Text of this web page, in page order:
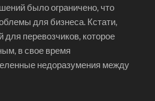
было ограничено, что
для бизнеса. Кстати,
для перевозчиков, которое
в свое время
недоразумения между